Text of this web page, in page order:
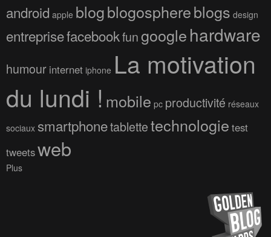
android apple blogblogosphereblogs design
entreprisefacebookfungooglehardware
humour internet iphone La motivation
du lundi ! mobile pc productivité réseaux
sociaux smartphonetablettetechnologie test
tweetsweb
Plus